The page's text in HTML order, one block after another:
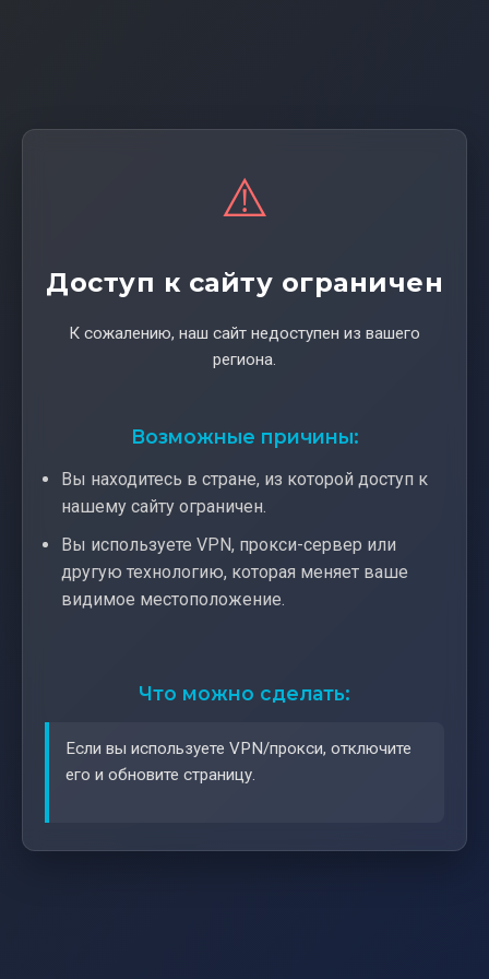
⚠️
Доступ к сайту ограничен
К сожалению, наш сайт недоступен из вашего
региона.
Возможные причины:
Вы находитесь в стране, из которой доступ к
нашему сайту ограничен.
Вы используете VPN, прокси-сервер или
другую технологию, которая меняет ваше
видимое местоположение.
Что можно сделать:
Если вы используете VPN/прокси, отключите
его и обновите страницу.